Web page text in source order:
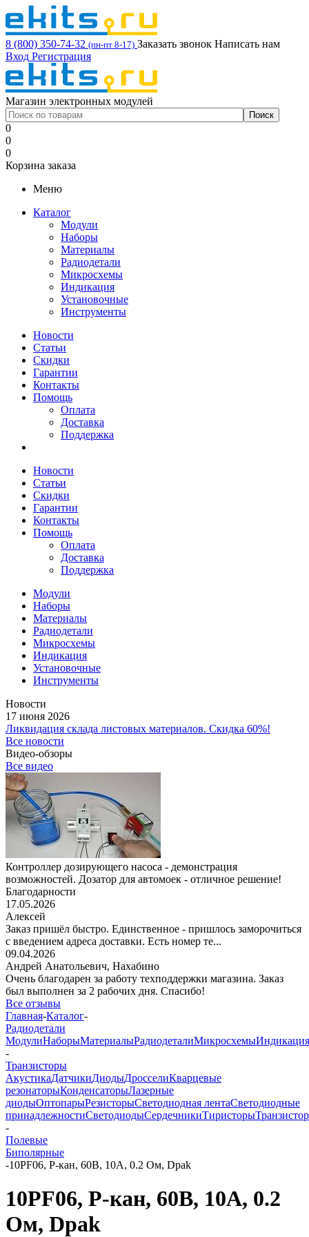
8 (800) 350-74-32 (пн-пт 8-17) Заказать звонок Написать нам
Вход Регистрация
Магазин электронных модулей
0
0
0
Корзина заказа
Меню
Каталог
Модули
Наборы
Материалы
Радиодетали
Микросхемы
Индикация
Установочные
Инструменты
Новости
Статьи
Скидки
Гарантии
Контакты
Помощь
Оплата
Доставка
Поддержка
Новости
Статьи
Скидки
Гарантии
Контакты
Помощь
Оплата
Доставка
Поддержка
Модули
Наборы
Материалы
Радиодетали
Микросхемы
Индикация
Установочные
Инструменты
Новости
17 июня 2026
Ликвидация склада листовых материалов. Скидка 60%!
Все новости
Видео-обзоры
Все видео
Контроллер дозирующего насоса - демонстрация
возможностей. Дозатор для автомоек - отличное решение!
Благодарности
17.05.2026
Алексей
Заказ пришёл быстро. Единственное - пришлось заморочиться
с введением адреса доставки. Есть номер те...
09.04.2026
Андрей Анатольевич, Нахабино
Очень благодарен за работу техподдержки магазина. Заказ
был выполнен за 2 рабочих дня. Спасибо!
Все отзывы
Главная-Каталог-
Радиодетали
МодулиНаборыМатериалыРадиодеталиМикросхемыИндикация
-
Транзисторы
АкустикаДатчикиДиодыДросселиКварцевые
резонаторыКонденсаторыЛазерные
диодыОптопарыРезисторыСветодиодная лентаСветодиодные
принадлежностиСветодиодыСердечникиТиристоры
-
Полевые
Биполярные
-10PF06, P-кан, 60В, 10А, 0.2 Ом, Dpak
10PF06, P-кан, 60В, 10А, 0.2
Ом, Dpak